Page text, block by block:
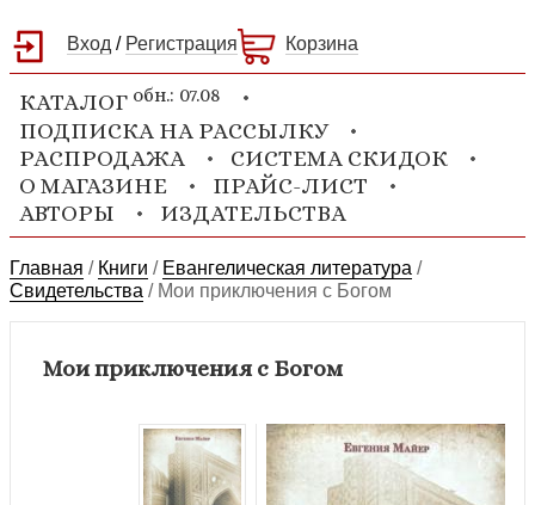
Вход / Регистрация Корзина
КАТАЛОГ обн.: 07.08
ПОДПИСКА НА РАССЫЛКУ
РАСПРОДАЖА
СИСТЕМА СКИДОК
О МАГАЗИНЕ
ПРАЙС-ЛИСТ
АВТОРЫ
ИЗДАТЕЛЬСТВА
Главная / Книги / Евангелическая литература /
Свидетельства / Мои приключения с Богом
Мои приключения с Богом